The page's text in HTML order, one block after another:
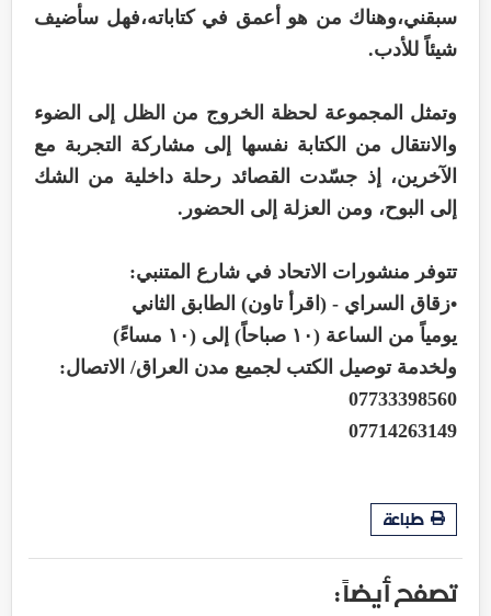
سبقني،وهناك من هو أعمق في كتاباته،فهل سأضيف
شيئاً للأدب.
وتمثل المجموعة لحظة الخروج من الظل إلى الضوء
والانتقال من الكتابة نفسها إلى مشاركة التجربة مع
الآخرين، إذ جسّدت القصائد رحلة داخلية من الشك
إلى البوح، ومن العزلة إلى الحضور.
تتوفر منشورات الاتحاد في شارع المتنبي:
•زقاق السراي - (اقرأ تاون) الطابق الثاني
يومياً من الساعة (١٠ صباحاً) إلى (١٠ مساءً)
ولخدمة توصيل الكتب لجميع مدن العراق/ الاتصال:
07733398560
07714263149
طباعة
تصفح أيضاً :